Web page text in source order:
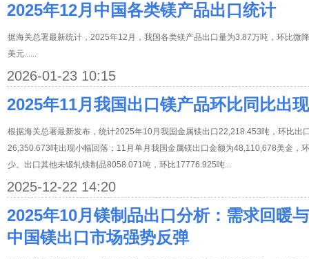
2025年12月中国各类镁产品出口统计
据海关总署最新统计，2025年12月，我国各类镁产品出口量为3.87万吨，环比微
美元......
2026-01-23 10:15
2025年11月我国出口镁产品环比同比出
根据海关总署最新发布，统计2025年10月我国金属镁出口22,218.453吨，环比出
26,350.673吨出现小幅回落；11月单月我国金属镁出口金额为48,110,678美金，
少。出口其他未锻轧镁制品8058.071吨，环比17776.925吨...
2025-12-22 14:20
2025年10月镁制品出口分析：需求回暖
中国镁出口市场强势反弹